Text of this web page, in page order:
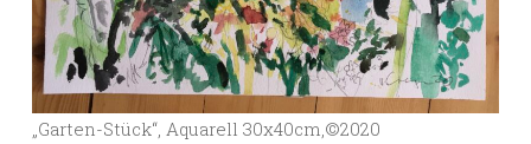
„Garten-Stück“, Aquarell 30x40cm,©️2020